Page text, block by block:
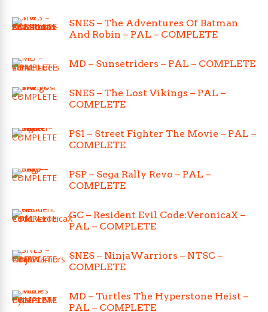
SNES – The Adventures Of Batman
And Robin – PAL – COMPLETE
MD – Sunsetriders – PAL – COMPLETE
SNES – The Lost Vikings – PAL –
COMPLETE
PS1 – Street Fighter The Movie – PAL –
COMPLETE
PSP – Sega Rally Revo – PAL –
COMPLETE
GC – Resident Evil Code:VeronicaX –
PAL – COMPLETE
SNES – NinjaWarriors – NTSC –
COMPLETE
MD – Turtles The Hyperstone Heist –
PAL – COMPLETE